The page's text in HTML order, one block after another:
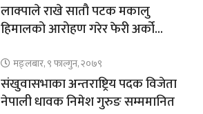
लाक्पाले राखे सातौ पटक मकालु
हिमालको आरोहण गरेर फेरी अर्को
मङ्लबार, ९ फाल्गुन, २०७९
संखुवासभाका अन्तराष्ट्रिय पदक विजेता
नेपाली धावक निमेश गुरुङ सम्ममानित